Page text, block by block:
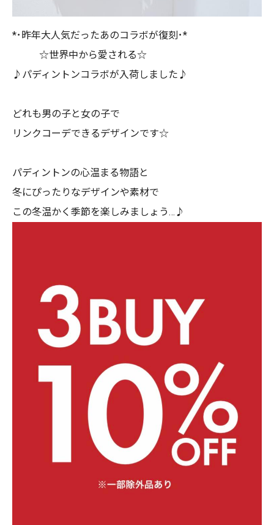
*･昨年大人気だったあのコラボが復刻･*
☆世界中から愛される☆
♪パディントンコラボが入荷しました♪
どれも男の子と女の子で
リンクコーデできるデザインです☆
パディントンの心温まる物語と
冬にぴったりなデザインや素材で
この冬温かく季節を楽しみましょう…♪